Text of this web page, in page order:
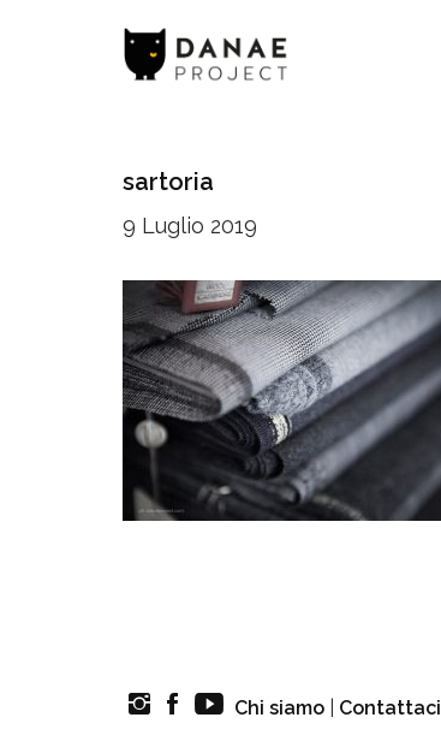
sartoria
9 Luglio 2019
Chi siamo Contattaci